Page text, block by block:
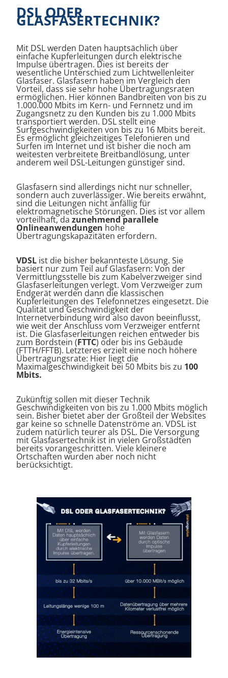
DSL ODER
GLASFASERTECHNIK?
Mit DSL werden Daten hauptsächlich über
einfache Kupferleitungen durch elektrische
Impulse übertragen. Dies ist bereits der
wesentliche Unterschied zum Lichtwellenleiter
Glasfaser. Glasfasern haben im Vergleich den
Vorteil, dass sie sehr hohe Übertragungsraten
ermöglichen. Hier können Bandbreiten von bis zu
1.000.000 Mbits im Kern- und Fernnetz und im
Zugangsnetz zu den Kunden bis zu 1.000 Mbits
transportiert werden. DSL stellt eine
Surfgeschwindigkeiten von bis zu 16 Mbits bereit.
Es ermöglicht gleichzeitiges Telefonieren und
Surfen im Internet und ist bisher die noch am
weitesten verbreitete Breitbandlösung, unter
anderem weil DSL-Leitungen günstiger sind.
Glasfasern sind allerdings nicht nur schneller,
sondern auch zuverlässiger. Wie bereits erwähnt,
sind die Leitungen nicht anfällig für
elektromagnetische Störungen. Dies ist vor allem
vorteilhaft, da zunehmend parallele
Onlineanwendungen hohe
Übertragungskapazitäten erfordern.
VDSL ist die bisher bekannteste Lösung. Sie
basiert nur zum Teil auf Glasfasern: Von der
Vermittlungsstelle bis zum Kabelverzweiger sind
Glasfaserleitungen verlegt. Vom Verzweiger zum
Endgerät werden dann die klassischen
Kupferleitungen des Telefonnetzes eingesetzt. Die
Qualität und Geschwindigkeit der
Internetverbindung wird also davon beeinflusst,
wie weit der Anschluss vom Verzweiger entfernt
ist. Die Glasfaserleitungen reichen entweder bis
zum Bordstein (FTTC) oder bis ins Gebäude
(FTTH/FFTB). Letzteres erzielt eine noch höhere
Übertragungsrate: Hier liegt die
Maximalgeschwindigkeit bei 50 Mbits bis zu 100
Mbits.
Zukünftig sollen mit dieser Technik
Geschwindigkeiten von bis zu 1.000 Mbits möglich
sein. Bisher bietet aber der Großteil der Websites
gar keine so schnelle Datenströme an. VDSL ist
zudem natürlich teurer als DSL. Die Versorgung
mit Glasfasertechnik ist in vielen Großstädten
bereits vorangeschritten. Viele kleinere
Ortschaften wurden aber noch nicht
berücksichtigt.